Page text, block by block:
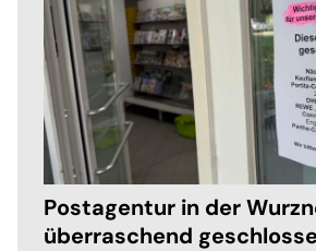
Postagentur in der
überraschend